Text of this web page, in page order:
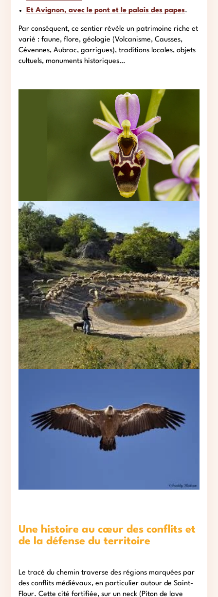
Et Avignon, avec le pont et le palais des papes.
Par conséquent, ce sentier révèle un patrimoine riche et
varié : faune, flore, géologie (Volcanisme, Causses,
Cévennes, Aubrac, garrigues), traditions locales, objets
cultuels, monuments historiques…
Une histoire au cœur des conflits et
de la défense du territoire
Le tracé du chemin traverse des régions marquées par
des conflits médiévaux, en particulier autour de Saint-
Flour. Cette cité fortifiée, sur un neck (Piton de lave